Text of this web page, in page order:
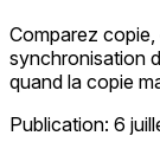
Comparez
synchronisation
quand la copie
Publication: 6